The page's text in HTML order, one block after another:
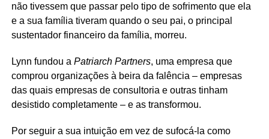
não tivessem que passar pelo tipo de sofrimento que ela
e a sua família tiveram quando o seu pai, o principal
sustentador financeiro da família, morreu.
Lynn fundou a Patriarch Partners, uma empresa que
comprou organizações à beira da falência – empresas
das quais empresas de consultoria e outras tinham
desistido completamente – e as transformou.
Por seguir a sua intuição em vez de sufocá-la como